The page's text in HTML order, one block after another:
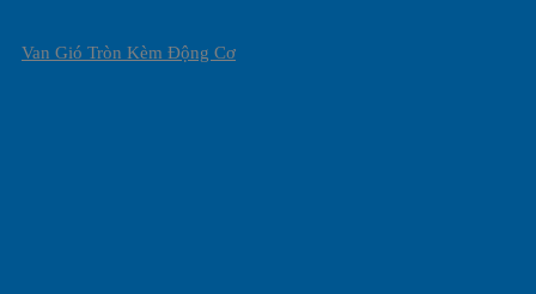
Van Gió Tròn Kèm Động Cơ